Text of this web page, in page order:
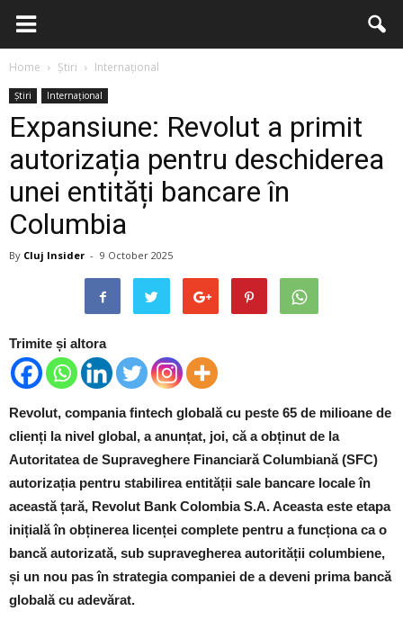
Home Știri Internațional
Știri Internațional
Expansiune: Revolut a primit
autorizația pentru deschiderea
unei entități bancare în
Columbia
By Cluj Insider - 9 October 2025
Trimite și altora
Revolut, compania fintech globală cu peste 65 de milioane de
clienți la nivel global, a anunțat, joi, că a obținut de la
Autoritatea de Supraveghere Financiară Columbiană (SFC)
autorizația pentru stabilirea entității sale bancare locale în
această țară, Revolut Bank Colombia S.A. Aceasta este etapa
inițială în obținerea licenței complete pentru a funcționa ca o
bancă autorizată, sub supravegherea autorității columbiene,
și un nou pas în strategia companiei de a deveni prima bancă
globală cu adevărat.